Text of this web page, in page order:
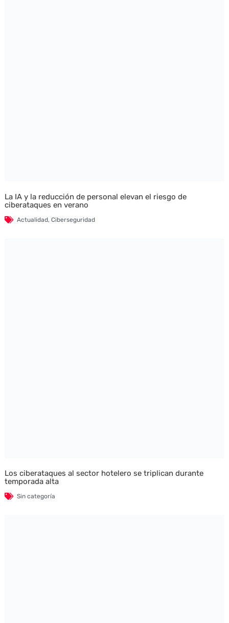
La IA y la reducción de personal elevan el riesgo de
ciberataques en verano
Actualidad, Ciberseguridad
Los ciberataques al sector hotelero se triplican durante
temporada alta
Sin categoría